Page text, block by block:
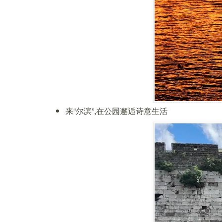
来“尔滨”,在公园邂逅诗意生活